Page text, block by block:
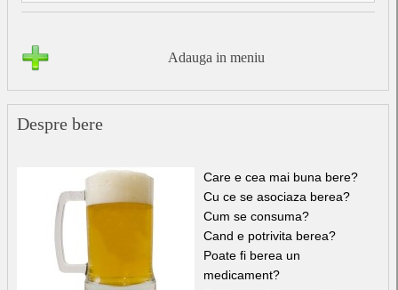
Adauga in meniu
Despre bere
Care e cea mai buna bere?
Cu ce se asociaza berea?
Cum se consuma?
Cand e potrivita berea?
Poate fi berea un
medicament?